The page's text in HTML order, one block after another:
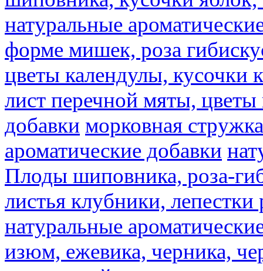
натуральные
форме мишек, роза
цветы календулы, кусочки
лист перечной мяты,
добавки морковная стружка
ароматические добавки
Плоды шиповника, роза-
листья клубники,
натуральные
изюм, ежевика, черника,